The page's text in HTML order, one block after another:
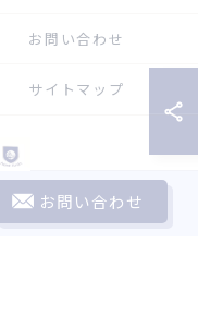
お問い合わせ
お問い合わせ
サイトマップ
ALL RIGHTS RESERVED.